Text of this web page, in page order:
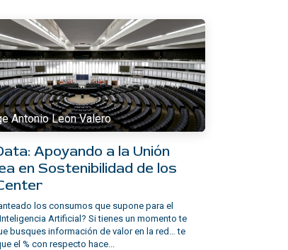
Antonio Leon Valero
Apoyando a la Unión
en Sostenibilidad de los
los consumos que supone para el
Artificial? Si tienes un momento te
busques información de valor en la red… te
el % con respecto hace...